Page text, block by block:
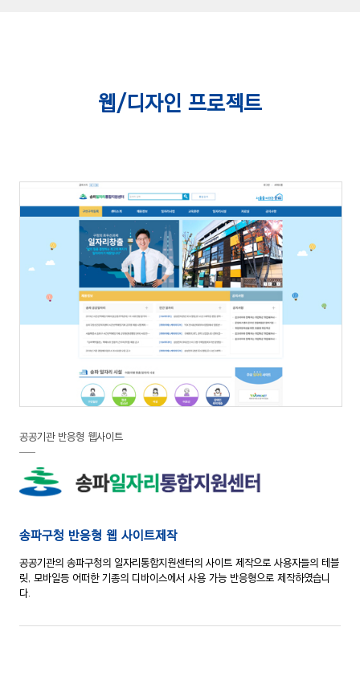
웹/디자인 프로젝트
공공기관 반응형 웹사이트
송파구청 반응형 웹 사이트제작
공공기관의 송파구청의 일자리통합지원센터의 사이트 제작으로 사용자들의 테블
릿, 모바일등 어떠한기종의 디바이스에서 사용 가능 반응형으로 제작하였습니
다.